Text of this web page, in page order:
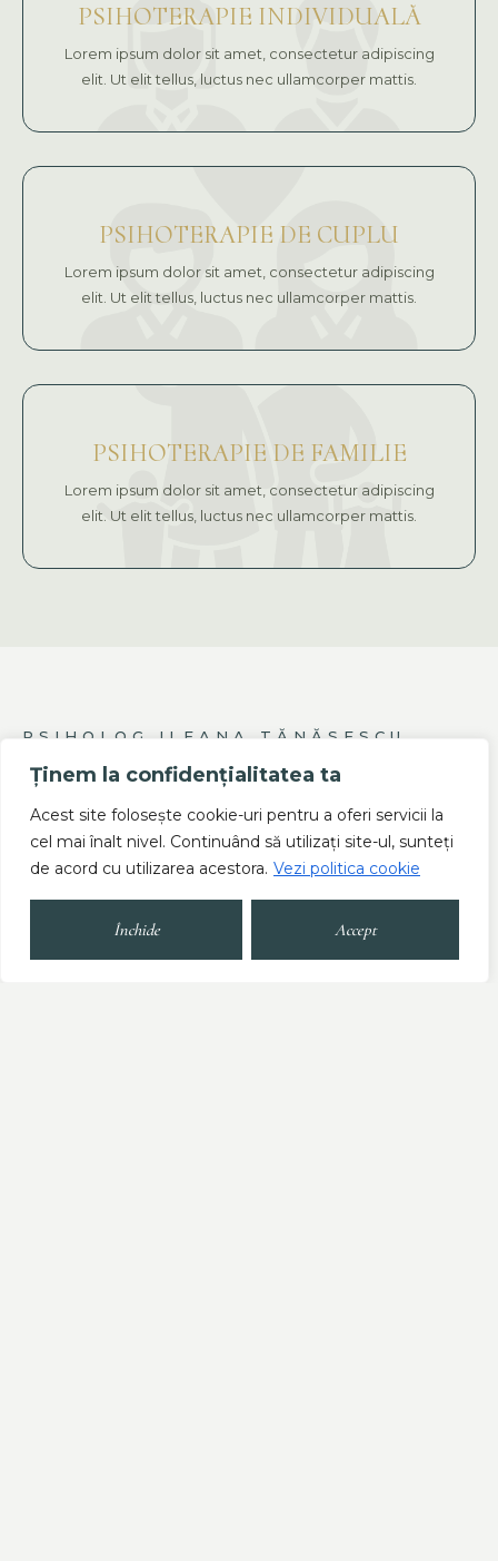
Ținem la confidențialitatea ta
Acest site folosește cookie-uri pentru a oferi servicii la
cel mai înalt nivel. Continuând să utilizați site-ul, sunteți
de acord cu utilizarea acestora. Vezi politica cookie
Închide Accept
PSIHOTERAPIE INDIVIDUALĂ
Lorem ipsum dolor sit amet, consectetur adipiscing
elit. Ut elit tellus, luctus nec ullamcorper mattis.
PSIHOTERAPIE DE CUPLU
Lorem ipsum dolor sit amet, consectetur adipiscing
elit. Ut elit tellus, luctus nec ullamcorper mattis.
PSIHOTERAPIE DE FAMILIE
Lorem ipsum dolor sit amet, consectetur adipiscing
elit. Ut elit tellus, luctus nec ullamcorper mattis.
PSIHOLOG ILEANA TĂNĂSESCU
Ariile de interes și expertiză:
Anxietate & Depresie
Adicții, dependențe
Experiențe abuzive